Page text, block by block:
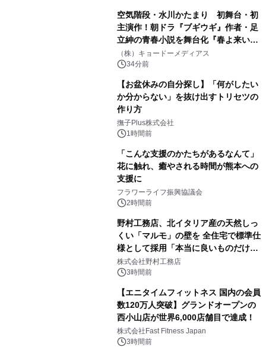
空気階段・水川かたまり 初舞台・初
主演作！朝ドラ『ブギウギ』作者・足
立紳の青春小説を舞台化『春よ来い、
マジで来い』キービジュアル解禁！
（株）キョードーメディアス
34分前
【お盆休みの自分探し】「何がしたい
か分からない」を抜け出すトリセツの
作り方
撫子Plus株式会社
1時間前
「こんな支援のかたちがあるなんて」
花に触れ、癒やされる時間が熊本への
支援に
フラワーライフ振興協議会
2時間前
野村工務店、北イタリア産の天然しっ
くい「マルモ」の壁を 全住宅で標準仕
様として採用「本当に良いものだけに
こだわる」
株式会社野村工務店
3時間前
【エニタイムフィットネス 国内の会員
数120万人突破】グランドオープンの
西小山店が世界6,000店舗目で達成！
株式会社Fast Fitness Japan
3時間前